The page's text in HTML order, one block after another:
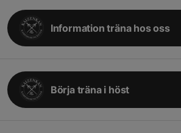
Information träna hos oss
Börja träna i höst